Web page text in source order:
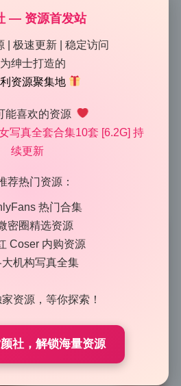
持续更新
53 | 0 |
二次元美图
字 | 5 分钟
是光线的处理，全是利用自然光
美女写真大量使用了逆光和侧
漂亮的轮廓光，让人物从背景中
细腻。整体氛围自然又不失高级
— 资源首发站
| 极速更新 | 稳定访问
绅士打造的
资源聚集地
能喜欢的资源
写真全套合集10套 [6.2G] 持
续更新
荐热门资源：
热门合集
密圈精选资源
Coser 内购资源
大机构写真全集
资源，等你探索！
社，解锁海量资源